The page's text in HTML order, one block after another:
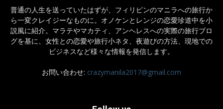
普通の人生を送っていたはずが、フィリピンのマニラへの旅行か
ら一変クレイジーなものに。オノケンとレンジの恋愛珍道中を小
説風に紹介。マラテやマカティ、アンヘレスへの実際の旅行ブロ
グを基に、女性との恋愛や旅行小ネタ、夜遊びの方法、現地での
ビジネスなど様々な情報を発信します。
お問い合わせ: crazymanila2017@gmail.com